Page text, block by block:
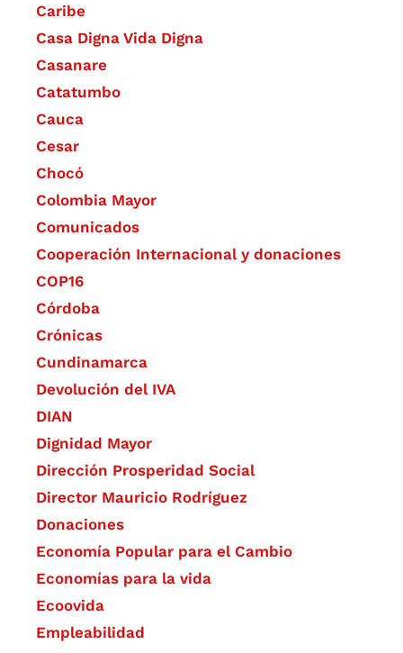
Caribe
Casa Digna Vida Digna
Casanare
Catatumbo
Cauca
Cesar
Chocó
Colombia Mayor
Comunicados
Cooperación Internacional y donaciones
COP16
Córdoba
Crónicas
Cundinamarca
Devolución del IVA
DIAN
Dignidad Mayor
Dirección Prosperidad Social
Director Mauricio Rodríguez
Donaciones
Economía Popular para el Cambio
Economías para la vida
Ecoovida
Empleabilidad